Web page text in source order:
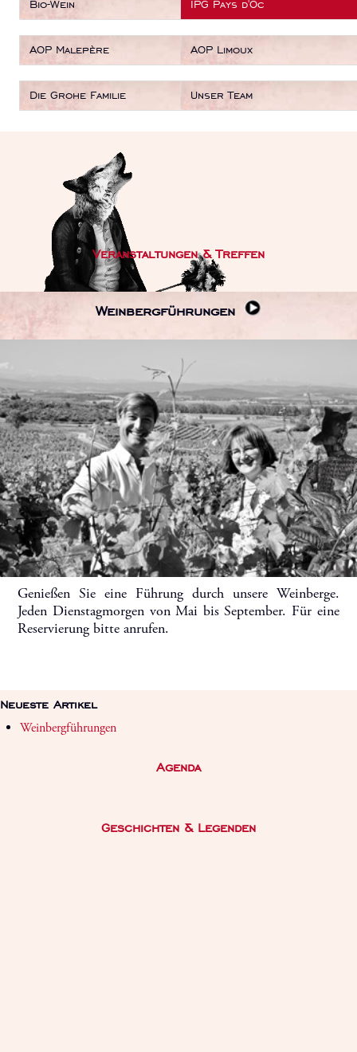
Bio-Wein IPG Pays d'Oc
AOP Malepère AOP Limoux
Die Grohe Familie Unser Team
Veranstaltungen & Treffen
Weinbergführungen
Genießen Sie eine Führung durch unsere Weinberge.
Jeden Dienstagmorgen von Mai bis September. Für eine
Reservierung bitte anrufen.
Neueste Artikel
Weinbergführungen
Agenda
Geschichten & Legenden